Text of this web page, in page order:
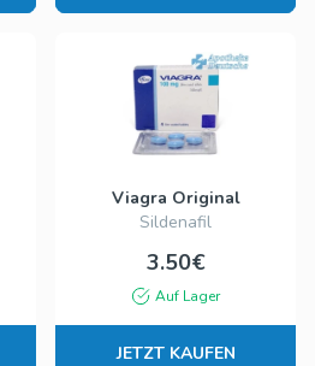
Viagra Original
Sildenafil
3.50€
Auf Lager
JETZT KAUFEN